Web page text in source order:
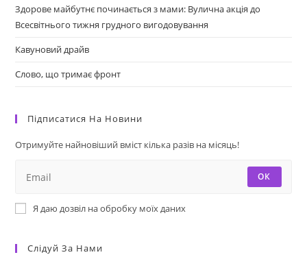
Здорове майбутнє починається з мами: Вулична акція до
Всесвітнього тижня грудного вигодовування
Кавуновий драйв
Слово, що тримає фронт
Підписатися На Новини
Отримуйте найновіший вміст кілька разів на місяць!
ОК
Я даю дозвіл на обробку моїх даних
Слідуй За Нами